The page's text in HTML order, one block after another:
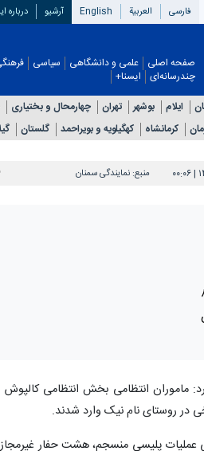
فارسی العربیة English آرشیو درباره
صفحه اصلی علمی و دانشگاهی سیاسی
ایلام بوشهر تهران چهارمحال و بختیاری
کرمانشاه کهگیلویه و بویراحمد گلستان
چندرسانه‌ای ایسنا+
منبع: نمایندگی سمنان
دستگیری ۸
ماموران انتظامی بخش انتظامی کالپوش
در روستای نام نیک وارد شدند.
عملیات پلیسی منسجم، هشت حفار